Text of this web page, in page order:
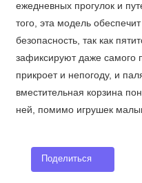
ежедневных прогулок и
того, эта модель
безопасность, так как
зафиксируют даже
прикроет и непогоду, и
вместительная корзина
ней, помимо игрушек
Поделиться